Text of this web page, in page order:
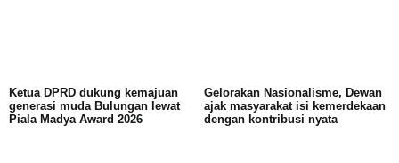
Ketua DPRD dukung kemajuan
generasi muda Bulungan lewat
Piala Madya Award 2026
Gelorakan Nasionalisme, Dewan
ajak masyarakat isi kemerdekaan
dengan kontribusi nyata